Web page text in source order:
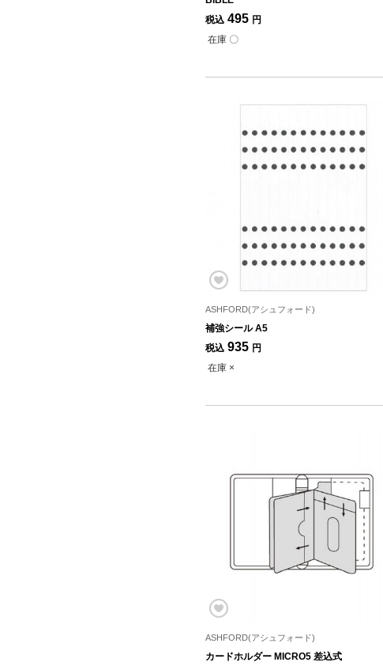
税込 495 円
在庫 〇
ASHFORD(アシュフォード)
補強シール A5
税込 935 円
在庫 ×
ASHFORD(アシュフォード)
カードホルダー MICRO5 差込式